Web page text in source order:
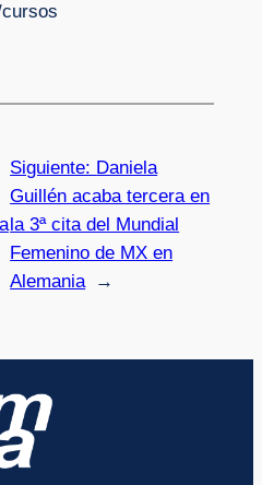
Siguiente: Daniela
Guillén acaba tercera en
la 3ª cita del Mundial
Femenino de MX en
Alemania
→